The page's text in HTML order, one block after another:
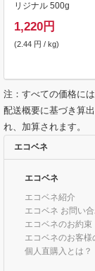
リジナル 500g
1,220円
(2.44 円 / kg)
注：すべての価格に
配送概要に基づき算
れ、加算されます。
エコベネ
エコベネ
エコベネ紹介
エコベネ お問い
エコベネのお約束
エコベネのお客様
個人直購入とは？